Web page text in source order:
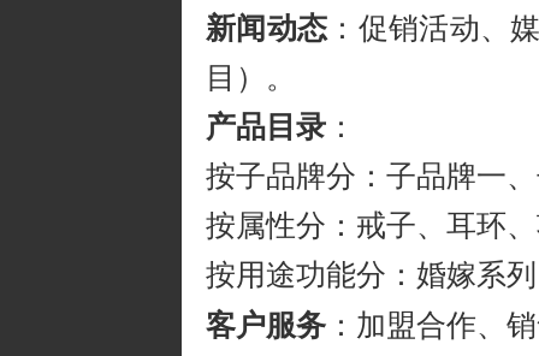
新闻动态 ：促销活动、
目）。
产品目录 ：
按子品牌分：子品牌一
按属性分：戒子、耳环
按用途功能分：婚嫁系
客户服务 ：加盟合作、